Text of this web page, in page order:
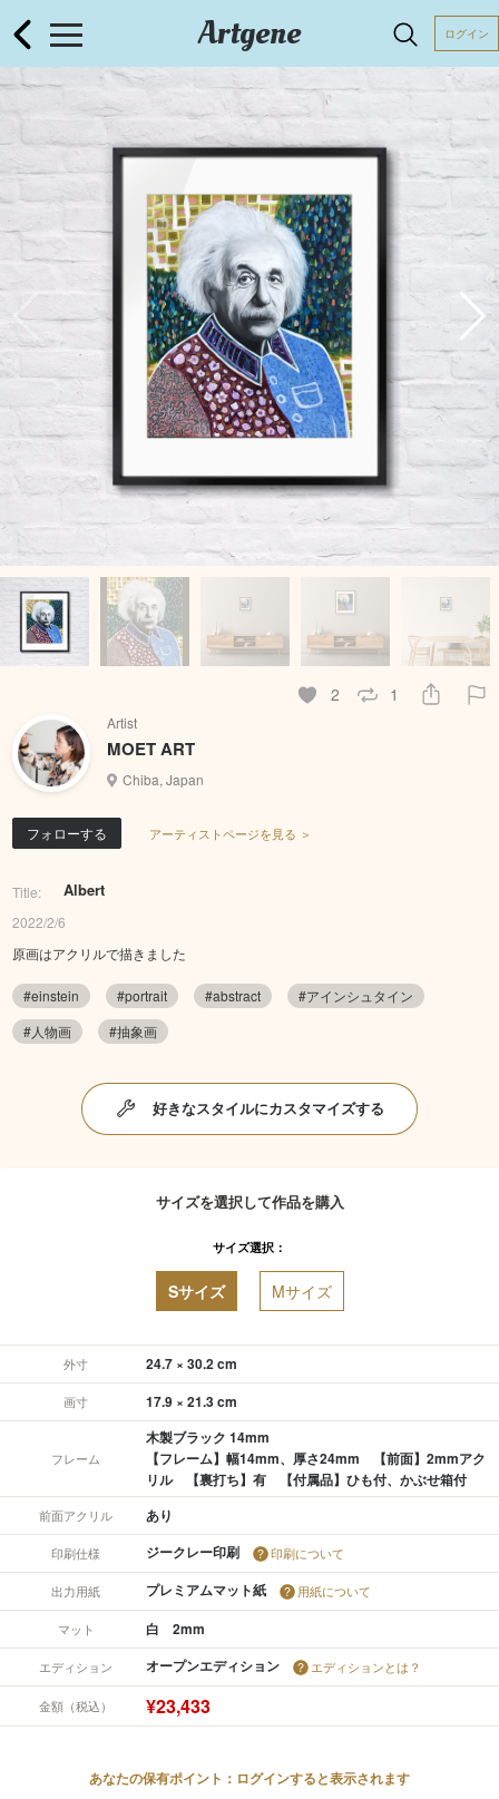
Artgene ログイン
2 1
Artist
MOET ART
Chiba, Japan
フォローする アーティストページを見る ＞
Title: Albert
2022/2/6
原画はアクリルで描きました
#einstein #portrait #abstract
#アインシュタイン
#人物画
#抽象画
好きなスタイルにカスタマイズする
サイズを選択して作品を購入
サイズ選択：
Sサイズ Mサイズ
外寸 24.7 × 30.2 cm
画寸 17.9 × 21.3 cm
フレーム
木製ブラック 14mm
【フレーム】幅14mm、厚さ24mm 【前面】2mmアク
リル 【裏打ち】有 【付属品】ひも付、かぶせ箱付
前面アクリル あり
印刷仕様 ジークレー印刷 印刷について
出力用紙 プレミアムマット紙 用紙について
マット 白 2mm
エディション オープンエディション エディションとは？
金額（税込） ¥23,433
あなたの保有ポイント：ログインすると表示されます